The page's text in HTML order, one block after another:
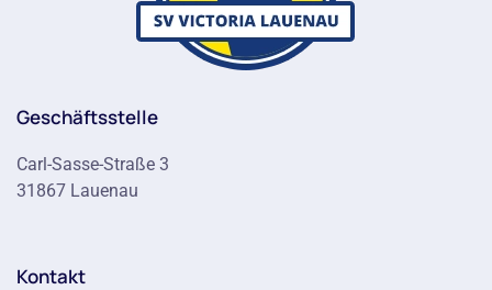
Geschäftsstelle
Carl-Sasse-Straße 3
31867 Lauenau
Kontakt